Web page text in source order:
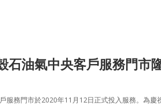
石油氣中央客戶服務門市
服務門市於2020年11月12日正式投入服務。為慶